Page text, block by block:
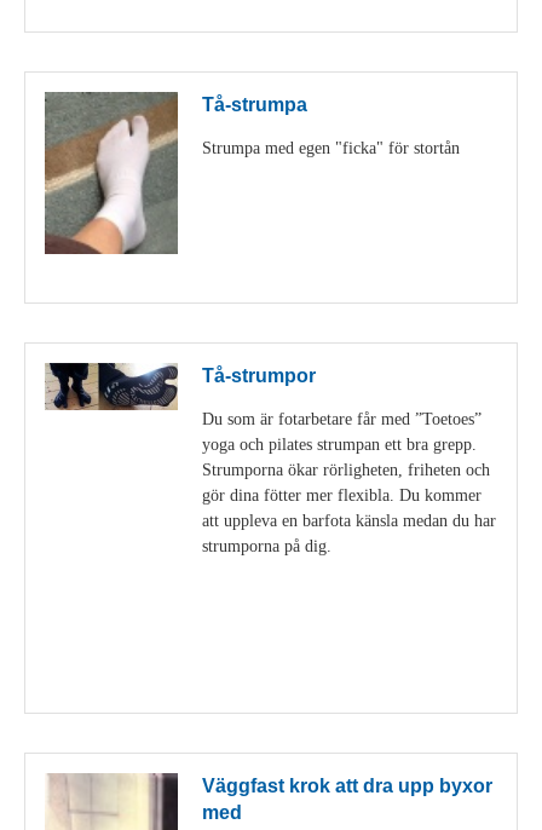
Tå-strumpa
Strumpa med egen "ficka" för stortån
Tå-strumpor
Du som är fotarbetare får med ”Toetoes”
yoga och pilates strumpan ett bra grepp.
Strumporna ökar rörligheten, friheten och
gör dina fötter mer flexibla. Du kommer
att uppleva en barfota känsla medan du har
strumporna på dig.
Väggfast krok att dra upp byxor
med